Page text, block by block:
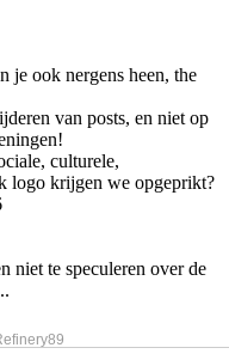
je ook nergens heen, the
van posts, en niet op
culturele,
logo krijgen we opgeprikt?
niet te speculeren over de